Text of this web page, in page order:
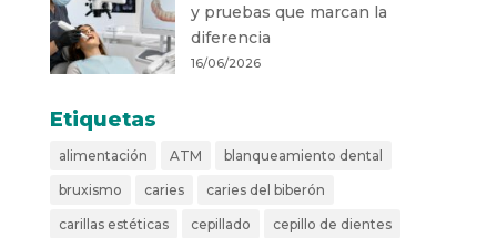
y pruebas que marcan la
diferencia
16/06/2026
Etiquetas
alimentación ATM blanqueamiento dental
bruxismo caries caries del biberón
carillas estéticas cepillado cepillo de dientes